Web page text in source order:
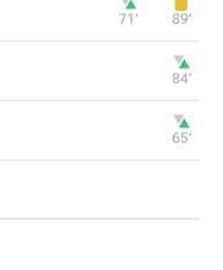
71‎’‎ 89‎’‎
84‎’‎
65‎’‎